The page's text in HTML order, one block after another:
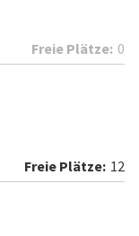
0
12